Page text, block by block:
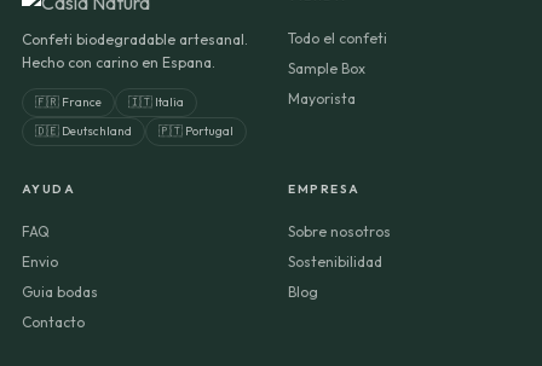
Confeti biodegradable artesanal.
Hecho con carino en Espana.
🇫🇷 France
🇮🇹 Italia
🇩🇪 Deutschland
🇵🇹 Portugal
Todo el confeti
Sample Box
Mayorista
AYUDA
FAQ
Envio
Guia bodas
Contacto
EMPRESA
Sobre nosotros
Sostenibilidad
Blog